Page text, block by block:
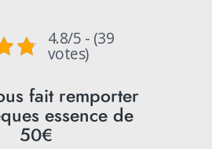
4.8/5 - (39
votes)
fait remporter
essence de
50€